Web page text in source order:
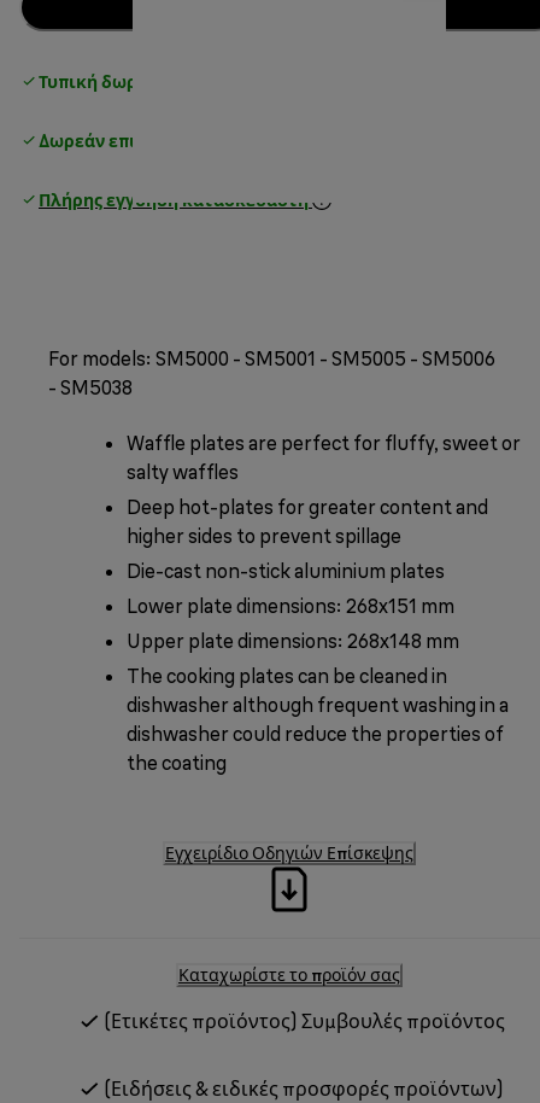
Τυπική δωρεάν παράδοση
Δωρεάν επιστροφές
Πλήρης εγγύηση κατασκευαστή
For models: SM5000 - SM5001 - SM5005 - SM5006
- SM5038
Waffle plates are perfect for fluffy, sweet or
salty waffles
Deep hot-plates for greater content and
higher sides to prevent spillage
Die-cast non-stick aluminium plates
Lower plate dimensions: 268x151 mm
Upper plate dimensions: 268x148 mm
The cooking plates can be cleaned in
dishwasher although frequent washing in a
dishwasher could reduce the properties of
the coating
Εγχειρίδιο Οδηγιών Επίσκεψης
Καταχωρίστε το προϊόν σας
(Ετικέτες προϊόντος) Συμβουλές προϊόντος
(Ειδήσεις & ειδικές προσφορές προϊόντων)